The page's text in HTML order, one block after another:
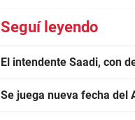
Seguí leyendo
El intendente Saadi, con
Se juega nueva fecha del